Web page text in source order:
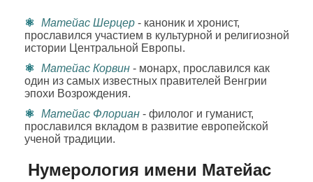
Матейас Шерцер - каноник и хронист,
прославился участием в культурной и религиозной
истории Центральной Европы.
Матейас Корвин - монарх, прославился как
один из самых известных правителей Венгрии
эпохи Возрождения.
Матейас Флориан - филолог и гуманист,
прославился вкладом в развитие европейской
ученой традиции.
Нумерология имени Матейас